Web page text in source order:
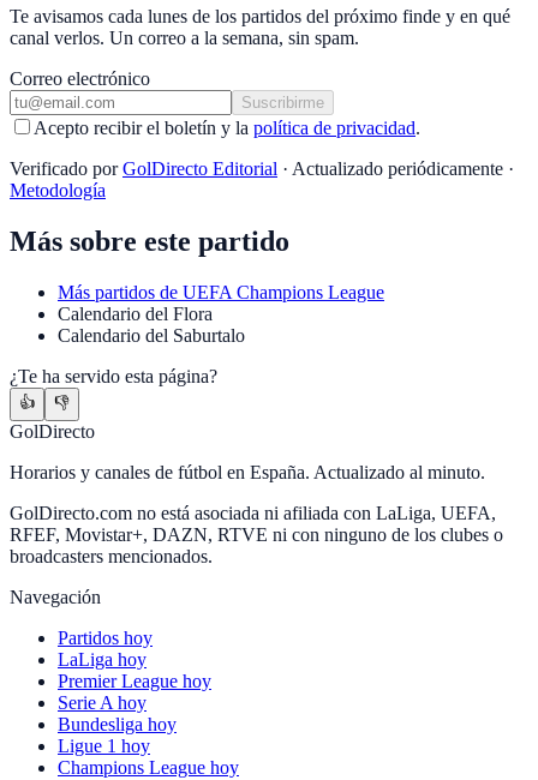
Te avisamos cada lunes de los partidos del próximo finde y en qué
canal verlos. Un correo a la semana, sin spam.
Correo electrónico
Suscribirme
Acepto recibir el boletín y la política de privacidad.
Verificado por GolDirecto Editorial · Actualizado periódicamente ·
Metodología
Más sobre este partido
Más partidos de UEFA Champions League
Calendario del Flora
Calendario del Saburtalo
¿Te ha servido esta página?
👍 👎
GolDirecto
Horarios y canales de fútbol en España. Actualizado al minuto.
GolDirecto.com no está asociada ni afiliada con LaLiga, UEFA,
RFEF, Movistar+, DAZN, RTVE ni con ninguno de los clubes o
broadcasters mencionados.
Navegación
Partidos hoy
LaLiga hoy
Premier League hoy
Serie A hoy
Bundesliga hoy
Ligue 1 hoy
Champions League hoy